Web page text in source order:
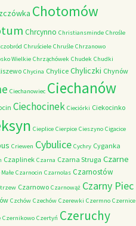
Chotomów
Chrcynno Christiansminde Chrośle
Chruściele Chruśle Chrzanowo
Wielkie Chrząchówek Chudek Chudki
Chycina Chylice Chyliczki Chynów
Ciechanowiec Ciechanów
Ciechocinek Cieciórki Ciekocinko
Cieplice Cierpice Cieszyno Cigacice
Criewen Cybulice Cychry Cyganka
Czaplinek Czarna Czarna Struga Czarne
Czarnocin Czarnolas Czarnostów
Czarnowo Czarnowąż Czarny Piec
Czchów Czechów Czerewki Czermno Czernice
Czernikowo Czertyń Czeruchy